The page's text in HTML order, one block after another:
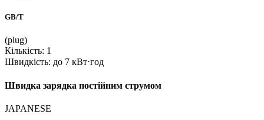
GB/T
(plug)
Кількість: 1
Швидкість: до 7 кВт⋅год
Швидка зарядка постійним струмом
JAPANESE